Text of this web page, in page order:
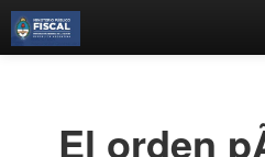
Estantes Virtuales
El orden